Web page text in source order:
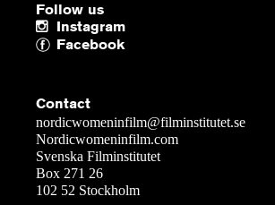
Follow us
Instagram
Facebook
Contact
nordicwomeninfilm@filminstitutet.se
Nordicwomeninfilm.com
Svenska Filminstitutet
Box 271 26
102 52 Stockholm